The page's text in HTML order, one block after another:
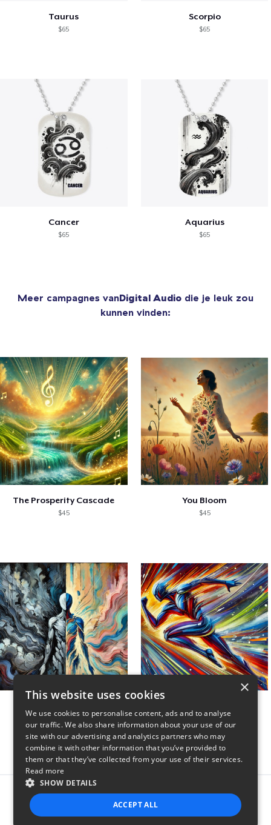
Taurus
$65
Scorpio
$65
Cancer
$65
Aquarius
$65
Meer campagnes vanDigital Audio die je leuk zou
kunnen vinden:
The Prosperity Cascade
$45
You Bloom
$45
Report this product
×
This website uses cookies
We use cookies to personalise content, ads and to analyse
our traffic. We also share information about your use of our
site with our advertising and analytics partners who may
combine it with other information that you’ve provided to
them or that they’ve collected from your use of their services.
Read more
SHOW DETAILS
ACCEPT ALL